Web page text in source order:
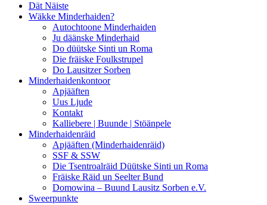
Dät Näiste
Wäkke Minderhaiden?
Autochtoone Minderhaiden
Ju däänske Minderhaid
Do düütske Sinti un Roma
Die fräiske Foulkstrupel
Do Lausitzer Sorben
Minderhaidenkontoor
Apjääften
Uus Ljude
Kontakt
Kalliebere | Buunde | Stöänpele
Minderhaidenräid
Apjääften (Minderhaidenräid)
SSF & SSW
Die Tsentroalräid Düütske Sinti un Roma
Fräiske Räid un Seelter Bund
Domowina – Buund Lausitz Sorben e.V.
Sweerpunkte